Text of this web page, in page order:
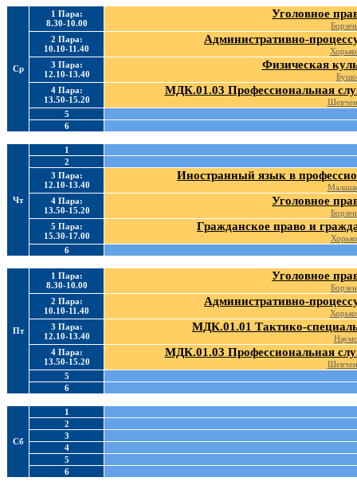
Ср
1 Пара:
8.30-10.00
Уголовное
2 Пара:
10.10-11.40
Административно-
3 Пара:
12.10-13.40
Физическая
4 Пара:
13.50-15.20
МДК.01.03 Профессиональная
5
6
Чт
1
2
3 Пара:
12.10-13.40
Иностранный язык в
4 Пара:
13.50-15.20
Уголовное
5 Пара:
15.30-17.00
Гражданское право и
6
Пт
1 Пара:
8.30-10.00
Уголовное
2 Пара:
10.10-11.40
Административно-
3 Пара:
12.10-13.40
МДК.01.01 Тактико-
4 Пара:
13.50-15.20
МДК.01.03 Профессиональная
5
6
Сб
1
2
3
4
5
6